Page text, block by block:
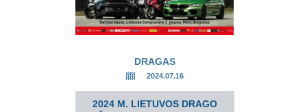
DRAGAS
2024.07.16
2024 M. LIETUVOS DRAGO